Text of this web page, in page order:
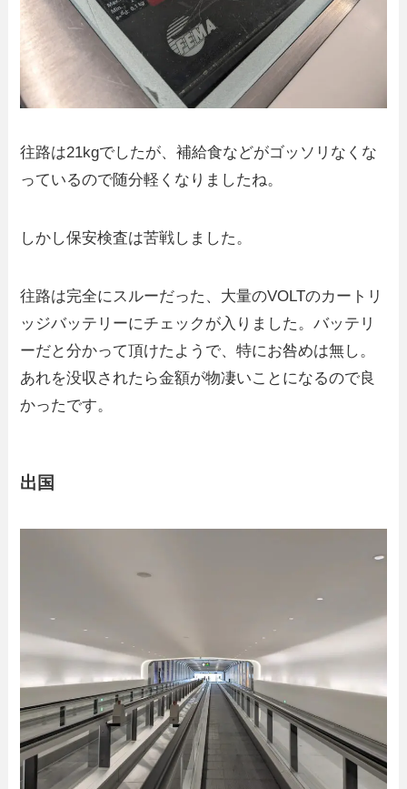
往路は21kgでしたが、補給食などがゴッソリなくな
っているので随分軽くなりましたね。
しかし保安検査は苦戦しました。
往路は完全にスルーだった、大量のVOLTのカートリ
ッジバッテリーにチェックが入りました。バッテリ
ーだと分かって頂けたようで、特にお咎めは無し。
あれを没収されたら金額が物凄いことになるので良
かったです。
出国